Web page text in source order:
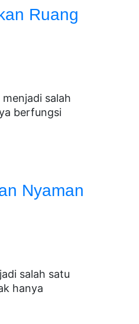
Ruang
salah
berfungsi
Nyaman
salah satu
hanya